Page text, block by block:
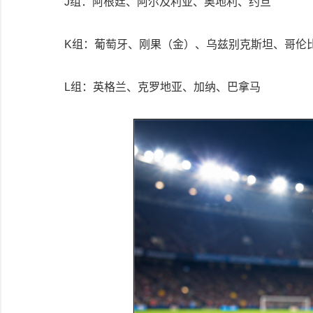
K组：葡萄牙、刚果（金）、乌兹别克斯坦、哥伦
L组：英格兰、克罗地亚、加纳、巴拿马